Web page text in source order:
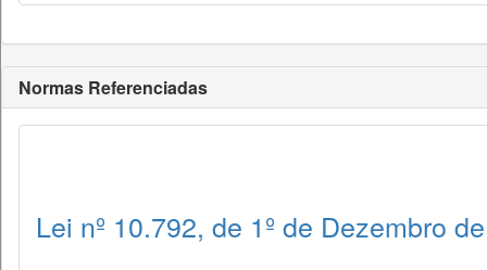
Normas Referenciadas
Lei nº 10.792, de 1º de Dezembro